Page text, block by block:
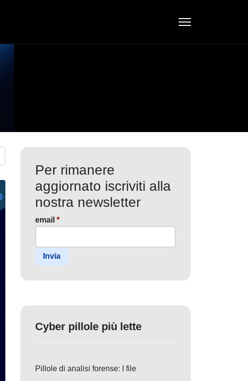
Per rimanere
aggiornato iscriviti alla
nostra newsletter
email *
Invia
Cyber pillole più lette
Pillole di analisi forense: I file